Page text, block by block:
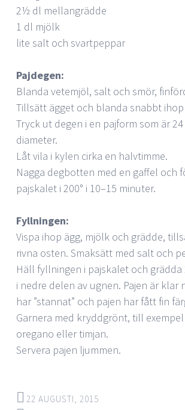
2½ dl mellangrädde
1 dl mjölk
lite salt och svartpeppar
Pajdegen:
Blanda vetemjöl, salt och smör,
Tillsätt ägget och blanda snabbt
Tryck ut degen i en pajform som är
diameter.
Låt vila i kylen cirka en halvtimme.
Nagga degbotten med en gaffel och
pajskalet i 200° i 10–15 minuter.
Fyllningen:
Vispa ihop ägg, mjölk och grädde,
rivna osten. Smaksätt med salt och
Häll fyllningen i pajskalet och grädda
i nedre delen av ugnen. Pajen är klar
har ”stannat” och pajen har fått fin
Garnera med kryddgrönt, till
oregano eller timjan.
Servera pajen ljummen.
22 AUGUSTI, 2015